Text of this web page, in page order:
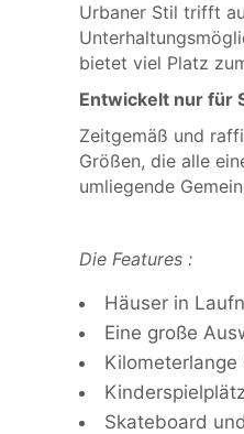
Urbaner Stil trifft
bietet viel Platz
Entwickelt nur für
Zeitgemäß und
Größen, die alle
umliegende
Die Features :
Häuser in
Eine große
Kilometerlange
Skateboard